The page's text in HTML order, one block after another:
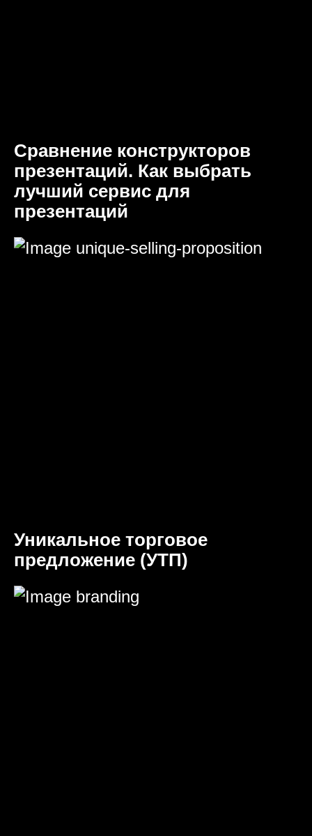
Сравнение конструкторов
презентаций. Как выбрать
лучший сервис для
презентаций
Уникальное торговое
предложение (УТП)